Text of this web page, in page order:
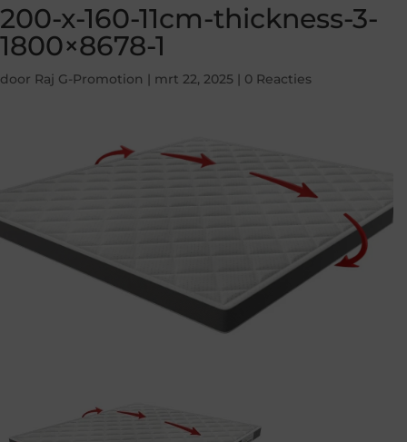
200-x-160-11cm-thickness-3-
1800×8678-1
door Raj G-Promotion | mrt 22, 2025 | 0 Reacties